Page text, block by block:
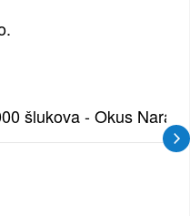
šlukova - Okus